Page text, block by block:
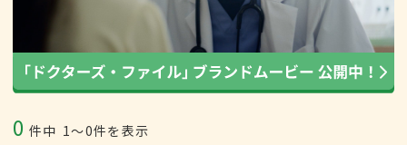
0 件中 1〜0件を表示